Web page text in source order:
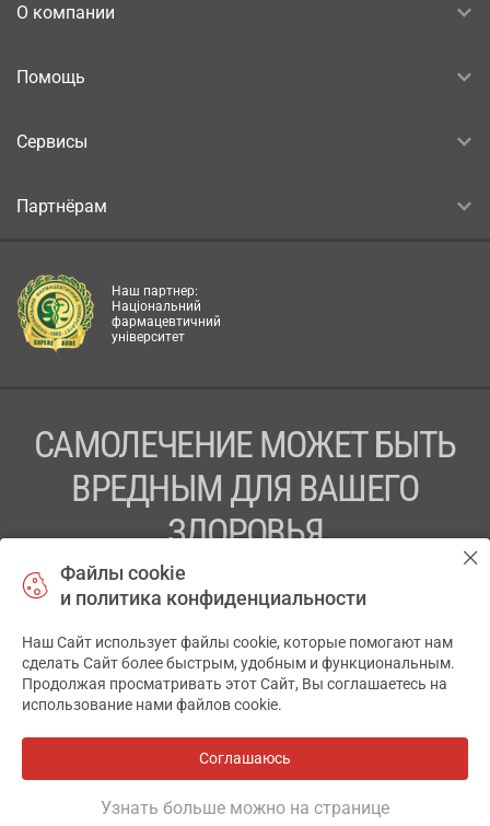
О компании
Помощь
Сервисы
Партнёрам
Наш партнер:
Національний
фармацевтичний
університет
САМОЛЕЧЕНИЕ МОЖЕТ БЫТЬ
ВРЕДНЫМ ДЛЯ ВАШЕГО
ЗДОРОВЬЯ
ПЕРЕД ПРИМЕНЕНИЕМ ПРЕПАРАТА
ПРОКОНСУЛЬТИРУЙТЕСЬ С ВРАЧОМ
ТОВ «АПТЕКА 911.ЮА» Код ЄДРПОУ 43631965.
Отказ от ответственности
АПТЕКА911.ЮА
Файлы cookie
и политика конфиденциальности
Наш Сайт использует файлы cookie, которые помогают нам
сделать Сайт более быстрым, удобным и функциональным.
Продолжая просматривать этот Сайт, Вы соглашаетесь на
использование нами файлов cookie.
Соглашаюсь
Узнать больше можно на странице
✕